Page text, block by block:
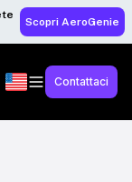
Scopri AeroGenie
Contattaci